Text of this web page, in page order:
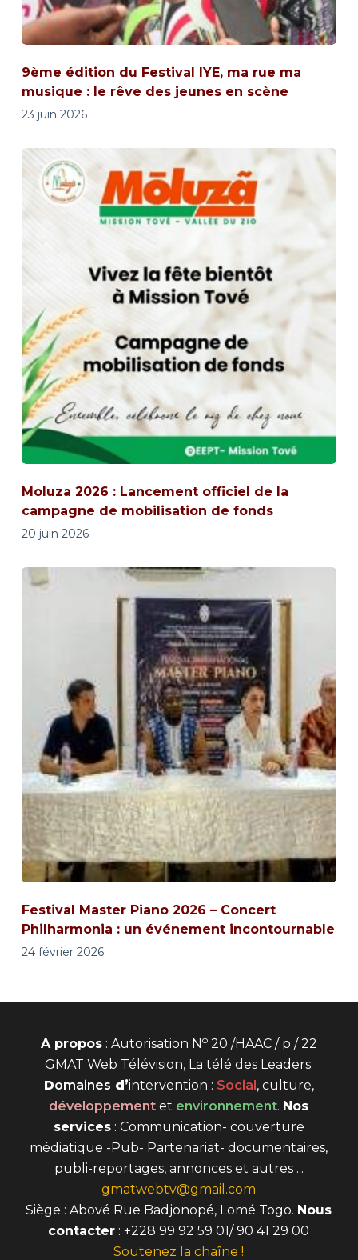
9ème édition du Festival IYE, ma rue ma
musique : le rêve des jeunes en scène
23 juin 2026
Moluza 2026 : Lancement officiel de la
campagne de mobilisation de fonds
20 juin 2026
Festival Master Piano 2026 – Concert
Philharmonia : un événement incontournable
24 février 2026
A propos: Autorisation No20 /HAAC / p / 22
GMAT Web Télévision, La télé des Leaders.
Domaines d’intervention : Social, culture,
développement et environnement. Nos
services: Communication- couverture
médiatique -Pub- Partenariat- documentaires,
publi-reportages, annonces et autres ...
gmatwebtv@gmail.com
Siège : Abové Rue Badjonopé, Lomé Togo. Nous
contacter : +228 99 92 59 01/ 90 41 29 00
Soutenez la chaîne !